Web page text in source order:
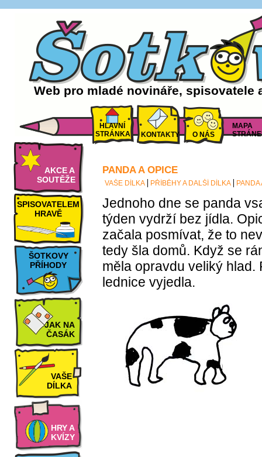
Web pro mladé novináře, spisovatele
HLAVNÍ
STRÁNKA
KONTAKTY O NÁS
MAPA
AKCE A
SOUTĚŽE
SPISOVATELEM
HRAVĚ
ŠOTKOVY
PŘÍHODY
JAK NA
ČASÁK
VAŠE
DÍLKA
HRY A
KVÍZY
PANDA A OPICE
VAŠE DÍLKA PŘÍBĚHY A DALŠÍ DÍLKA PANDA
Jednoho dne se panda
týden vydrží bez jídla.
začala posmívat, že to
tedy šla domů. Když se
měla opravdu veliký hlad.
lednice vyjedla.